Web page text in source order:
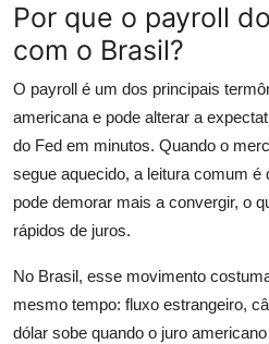
Por que o payroll
com o Brasil?
O payroll é um dos principais
americana e pode alterar a
do Fed em minutos. Quando o
segue aquecido, a leitura comum é
pode demorar mais a convergir, o
rápidos de juros.
No Brasil, esse movimento
mesmo tempo: fluxo estrangeiro,
dólar sobe quando o juro